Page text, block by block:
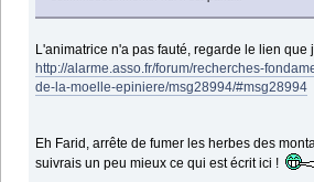
L'animatrice n'a pas fauté, regarde le lien que
http://alarme.asso.fr/forum/recherches-
de-la-moelle-epiniere/msg28994/#msg28994
Eh Farid, arrête de fumer les herbes des
suivrais un peu mieux ce qui est écrit ici !